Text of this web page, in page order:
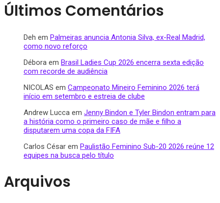
Últimos Comentários
Deh em Palmeiras anuncia Antonia Silva, ex-Real Madrid,
como novo reforço
Débora em Brasil Ladies Cup 2026 encerra sexta edição
com recorde de audiência
NICOLAS em Campeonato Mineiro Feminino 2026 terá
início em setembro e estreia de clube
Andrew Lucca em Jenny Bindon e Tyler Bindon entram para
a história como o primeiro caso de mãe e filho a
disputarem uma copa da FIFA
Carlos César em Paulistão Feminino Sub-20 2026 reúne 12
equipes na busca pelo título
Arquivos